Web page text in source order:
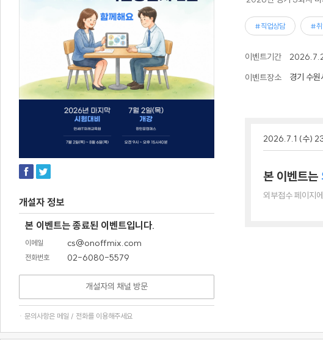
개설자 정보
본 이벤트는 종료된 이벤트입니다.
이메일 cs@onoffmix.com
전화번호 02-6080-5579
개설자의 채널 방문
· 문의사항은 메일 / 전화를 이용해주세요
#직업상담 #취
이벤트기간
이벤트장소 경기 수
2026.7.1 (수)
본 이벤트는
외부접수 페이지